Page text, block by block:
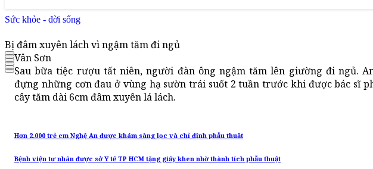
Sức khỏe - đời sống
Bị đâm xuyên lách vì ngậm tăm đi ngủ
Vân Sơn
Sau bữa tiệc rượu tất niên, người đàn ông ngậm tăm lên giường đi ngủ.
đựng những cơn đau ở vùng hạ sườn trái suốt 2 tuần trước khi được bác sĩ
cây tăm dài 6cm đâm xuyên lá lách.
Hơn 2.000 trẻ em Nghệ An được khám sàng lọc và chỉ định phẫu thuật
Bệnh viện tư nhân được sở Y tế TP HCM tặng giấy khen nhờ thành tích phẫu thuật